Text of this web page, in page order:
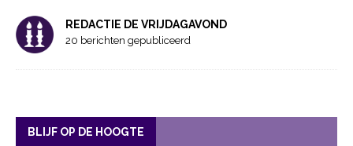
REDACTIE DE VRIJDAGAVOND
20 berichten gepubliceerd
BLIJF OP DE HOOGTE